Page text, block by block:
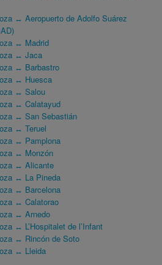
↔ Aeropuerto de Adolfo Suárez
↔ Madrid
↔ Jaca
↔ Barbastro
↔ Huesca
↔ Salou
↔ Calatayud
↔ San Sebastián
↔ Teruel
↔ Pamplona
↔ Monzón
↔ Alicante
↔ La Pineda
↔ Barcelona
↔ Calatorao
↔ Arnedo
↔ L’Hospitalet de l’Infant
↔ Rincón de Soto
↔ Lleida